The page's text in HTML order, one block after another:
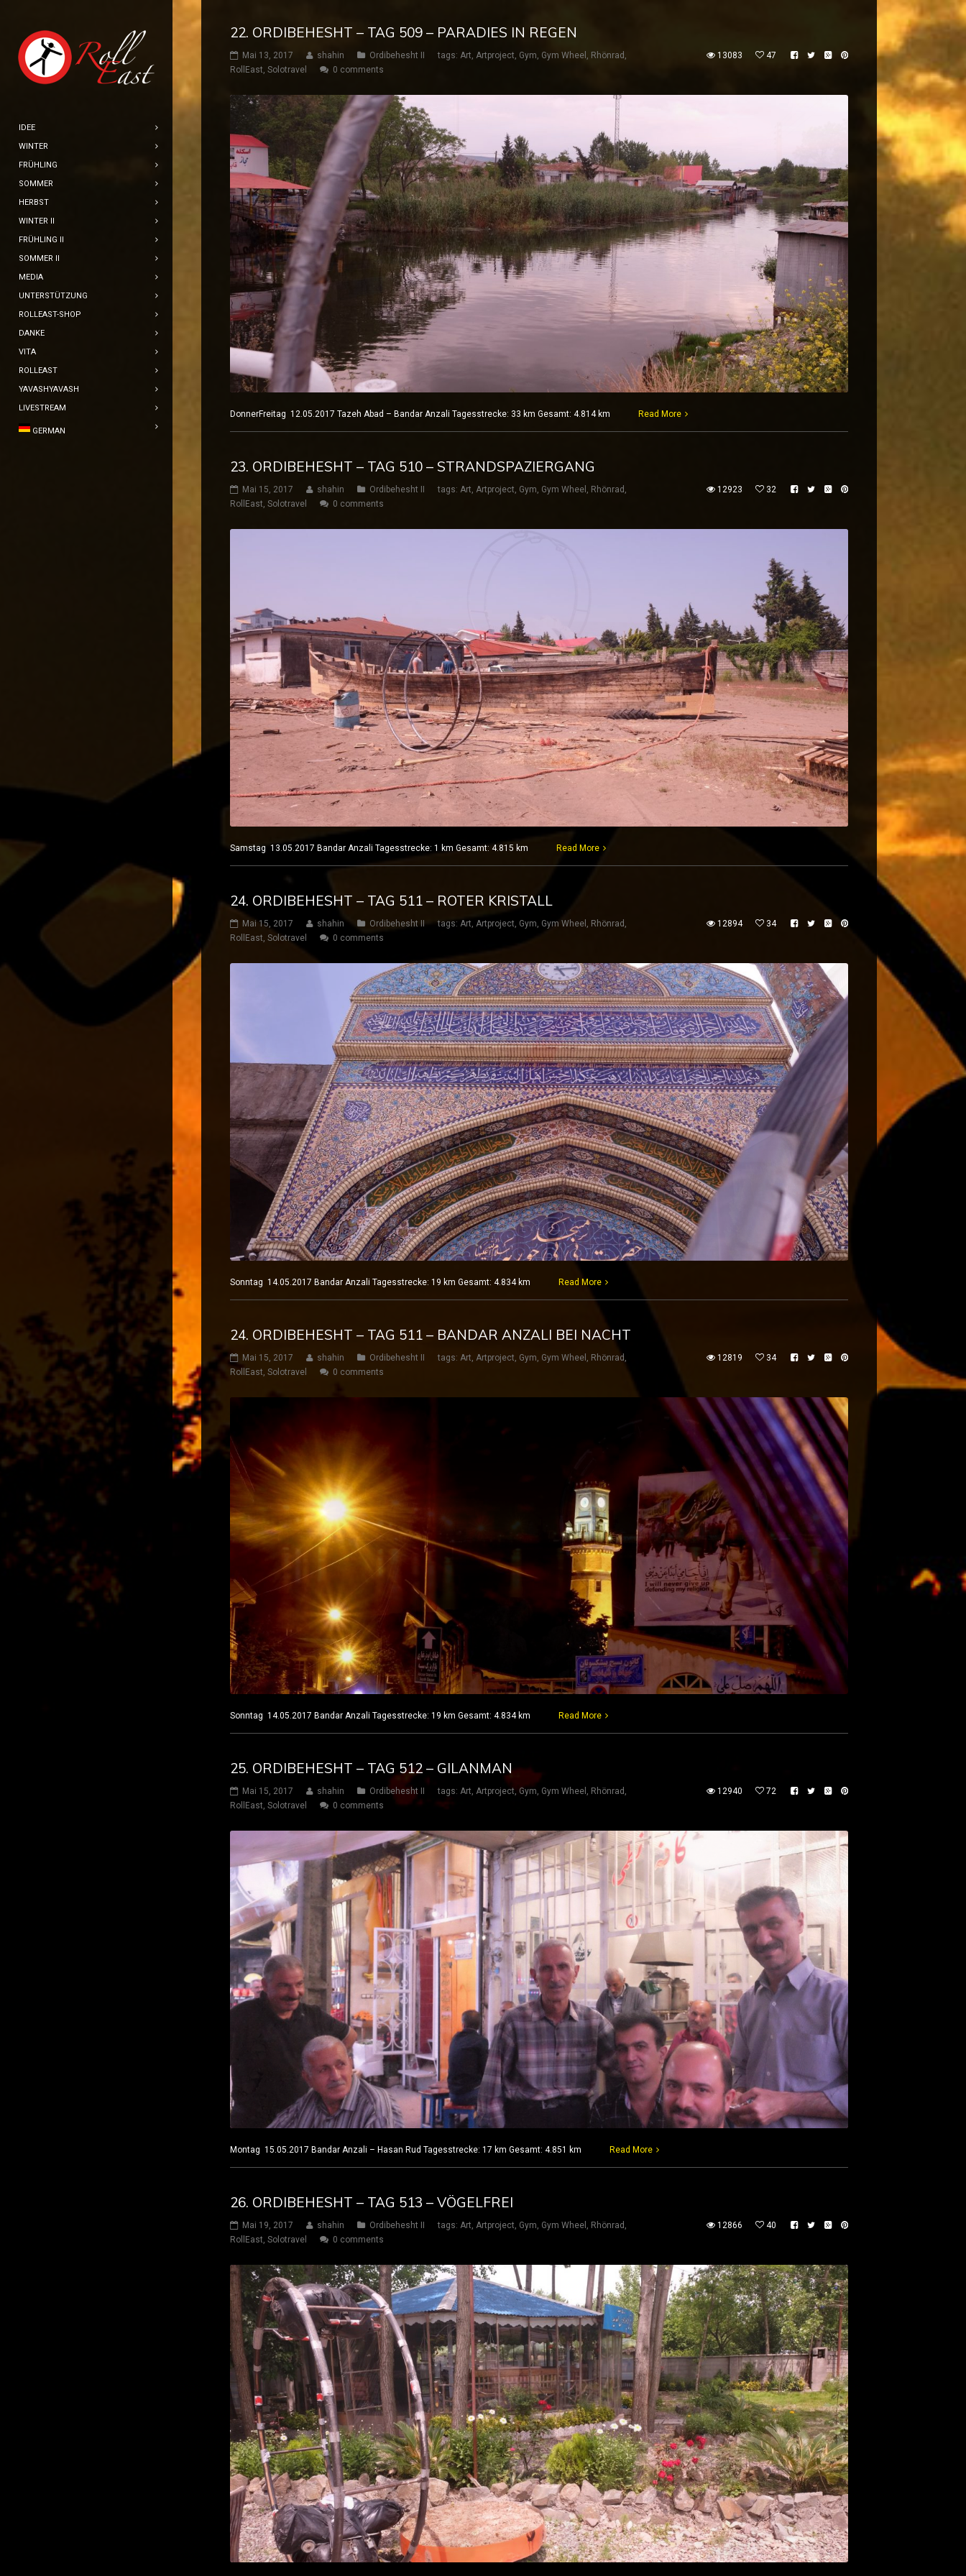
IDEE
WINTER
FRÜHLING
SOMMER
HERBST
WINTER II
FRÜHLING II
SOMMER II
MEDIA
UNTERSTÜTZUNG
ROLLEAST-SHOP
DANKE
VITA
ROLLEAST
YAVASHYAVASH
LIVESTREAM
GERMAN
22. ORDIBEHESHT – TAG 509 – PARADIES IN REGEN
Mai 13, 2017 shahin Ordibehesht II tags: Art, Artproject, Gym, Gym Wheel , Rhönrad ,
RollEast, Solotravel 0 comments
13083 47
DonnerFreitag 12.05.2017 Tazeh Abad – Bandar Anzali Tagesstrecke: 33 km Gesamt: 4.814 km Read More
23. ORDIBEHESHT – TAG 510 – STRANDSPAZIERGANG
Mai 15, 2017 shahin Ordibehesht II tags: Art, Artproject, Gym, Gym Wheel , Rhönrad ,
RollEast, Solotravel 0 comments
12923 32
Samstag 13.05.2017 Bandar Anzali Tagesstrecke: 1 km Gesamt: 4.815 km Read More
24. ORDIBEHESHT – TAG 511 – ROTER KRISTALL
Mai 15, 2017 shahin Ordibehesht II tags: Art Artproject Gym Gym Wheel Rhönrad
RollEast Solotravel 0 comments
12894 34
Sonntag 14.05.2017 Bandar Anzali Tagesstrecke: 19 km Gesamt: 4.834 km Read More
24. ORDIBEHESHT – TAG 511 – BANDAR ANZALI BEI NACHT
Mai 15, 2017 shahin Ordibehesht II tags: Art Artproject Gym Gym Wheel Rhönrad
RollEast Solotravel 0 comments
12819 34
Sonntag 14.05.2017 Bandar Anzali Tagesstrecke: 19 km Gesamt: 4.834 km Read More
25. ORDIBEHESHT – TAG 512 – GILANMAN
Mai 15, 2017 shahin Ordibehesht II tags: Art, Artproject, Gym, Gym Wheel , Rhönrad ,
RollEast, Solotravel 0 comments
12940 72
Montag 15.05.2017 Bandar Anzali – Hasan Rud Tagesstrecke: 17 km Gesamt: 4.851 km Read More
26. ORDIBEHESHT – TAG 513 – VÖGELFREI
Mai 19, 2017 shahin Ordibehesht II tags: Art, Artproject, Gym, Gym Wheel , Rhönrad ,
RollEast, Solotravel 0 comments
12866 40